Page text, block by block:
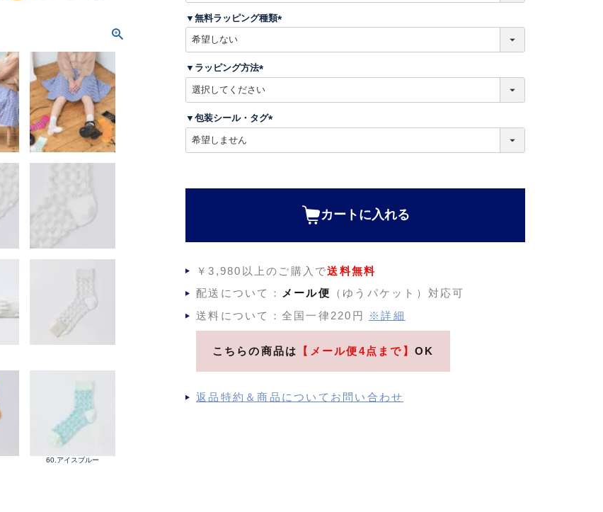
60.アイスブルー
)
▼無料ラッピング種類
)
▼ラッピング方法
須
)
▼包装シール・タグ
カートに入れる
￥3,980以上のご購入で送料無料
配送について：
メール便
（ゆうパケット）対応可
送料について：全国一律220円
※詳細
こちらの商品は 【メール便4点まで】 OK
返品特約＆商品についてお問い合わせ